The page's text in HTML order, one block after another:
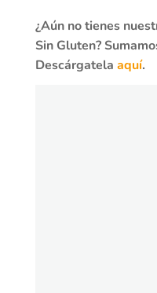
¿Aún no tienes
Sin Gluten?
Descárgatela aquí.